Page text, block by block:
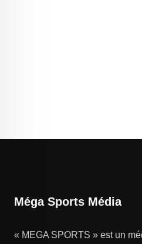
Méga Sports Média
« MEGA SPORTS » est un